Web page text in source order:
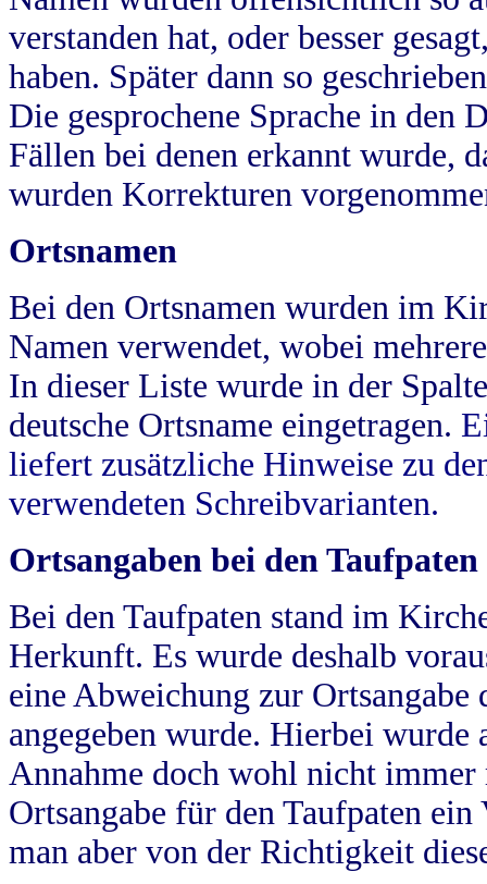
verstanden hat, oder besser
haben. Später dann so
Die gesprochene Sprache in
Fällen bei denen erkannt wurde,
wurden Korrekturen
Ortsnamen
Bei den Ortsnamen wurden im
Namen verwendet, wobei
In dieser Liste wurde in der
deutsche Ortsname eingetragen.
liefert zusätzliche Hinweise zu
verwendeten Schreibvarianten.
Ortsangaben bei den Taufpaten
Bei den Taufpaten stand im
Herkunft. Es wurde deshalb
eine Abweichung zur
angegeben wurde. Hierbei wurde
Annahme doch wohl nicht
Ortsangabe für den Taufpaten
man aber von der Richtigkeit